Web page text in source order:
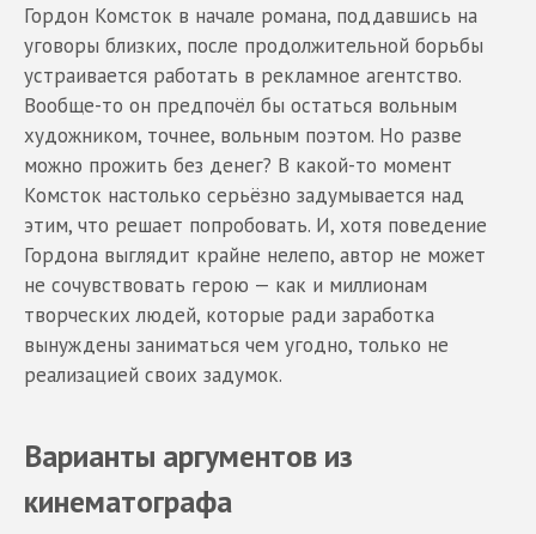
Гордон Комсток в начале романа, поддавшись на
уговоры близких, после продолжительной борьбы
устраивается работать в рекламное агентство.
Вообще-то он предпочёл бы остаться вольным
художником, точнее, вольным поэтом. Но разве
можно прожить без денег? В какой-то момент
Комсток настолько серьёзно задумывается над
этим, что решает попробовать. И, хотя поведение
Гордона выглядит крайне нелепо, автор не может
не сочувствовать герою — как и миллионам
творческих людей, которые ради заработка
вынуждены заниматься чем угодно, только не
реализацией своих задумок.
Варианты аргументов из
кинематографа